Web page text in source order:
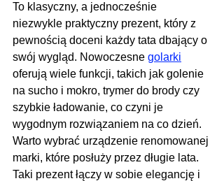
To klasyczny, a jednocześnie
niezwykle praktyczny prezent, który z
pewnością doceni każdy tata dbający o
swój wygląd. Nowoczesne golarki
oferują wiele funkcji, takich jak golenie
na sucho i mokro, trymer do brody czy
szybkie ładowanie, co czyni je
wygodnym rozwiązaniem na co dzień.
Warto wybrać urządzenie renomowanej
marki, które posłuży przez długie lata.
Taki prezent łączy w sobie elegancję i